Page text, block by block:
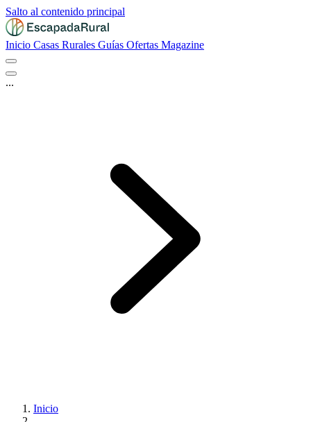
Salto al contenido principal
Inicio Casas Rurales Guías Ofertas Magazine
...
Inicio